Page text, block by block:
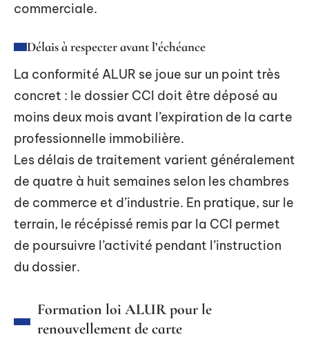
commerciale.
Délais à respecter avant l’échéance
La conformité ALUR se joue sur un point très
concret : le dossier CCI doit être déposé au
moins deux mois avant l’expiration de la carte
professionnelle immobilière.
Les délais de traitement varient généralement
de quatre à huit semaines selon les chambres
de commerce et d’industrie. En pratique, sur le
terrain, le récépissé remis par la CCI permet
de poursuivre l’activité pendant l’instruction
du dossier.
Formation loi ALUR pour le
renouvellement de carte